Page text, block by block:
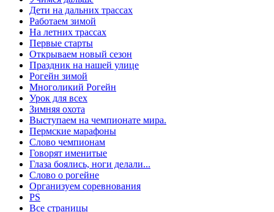
Дети на дальних трассах
Работаем зимой
На летних трассах
Первые старты
Открываем новый сезон
Праздник на нашей улице
Рогейн зимой
Многоликий Рогейн
Урок для всех
Зимняя охота
Выступаем на чемпионате мира.
Пермские марафоны
Слово чемпионам
Говорят именитые
Глаза боялись, ноги делали...
Слово о рогейне
Организуем соревнования
PS
Все страницы